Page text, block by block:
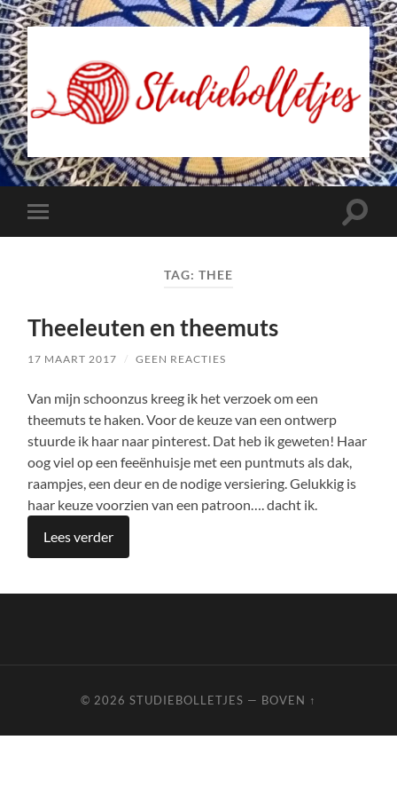
Studiebolletjes
Toggle
mobiel
Toggle
TAG: THEE
Theeleuten en theemuts
17 MAART 2017 / GEEN REACTIES
Van mijn schoonzus kreeg ik het verzoek om een
theemuts te haken. Voor de keuze van een ontwerp
stuurde ik haar naar pinterest. Dat heb ik geweten! Haar
oog viel op een feeënhuisje met een puntmuts als dak,
raampjes, een deur en de nodige versiering. Gelukkig is
haar keuze voorzien van een patroon…. dacht ik.
Lees verder
© 2026 STUDIEBOLLETJES — BOVEN ↑